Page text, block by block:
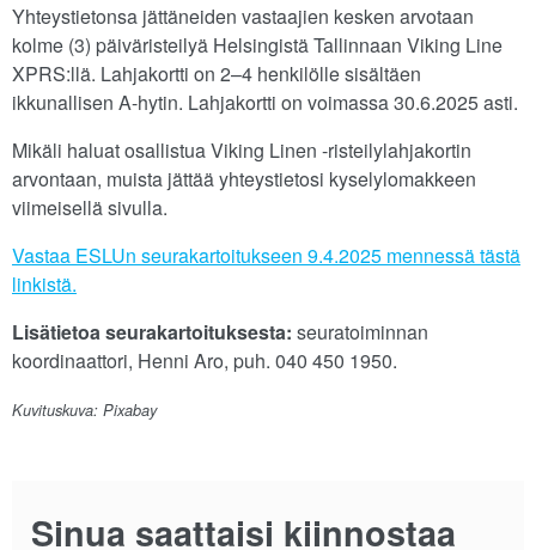
Yhteystietonsa jättäneiden vastaajien kesken arvotaan
kolme (3) päiväristeilyä Helsingistä Tallinnaan Viking Line
XPRS:llä. Lahjakortti on 2–4 henkilölle sisältäen
ikkunallisen A-hytin. Lahjakortti on voimassa 30.6.2025 asti.
Mikäli haluat osallistua Viking Linen -risteilylahjakortin
arvontaan, muista jättää yhteystietosi kyselylomakkeen
viimeisellä sivulla.
Vastaa ESLUn seurakartoitukseen 9.4.2025 mennessä tästä
linkistä.
Lisätietoa seurakartoituksesta: seuratoiminnan
koordinaattori, Henni Aro, puh. 040 450 1950.
Kuvituskuva: Pixabay
Sinua saattaisi kiinnostaa